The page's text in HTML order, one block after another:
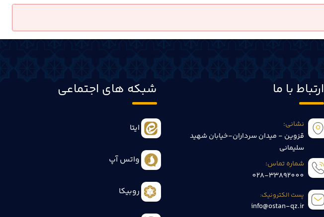
ارتباط با ما
نشانی:
قزوین - میدان سرداران-خیابان شهید
سلیمانی
شماره تماس:
028-33892000
پست الکترونیک:
info@ostan-qz.ir
شبکه های اجتماعی
ایتا
واتس آپ
روبیکا